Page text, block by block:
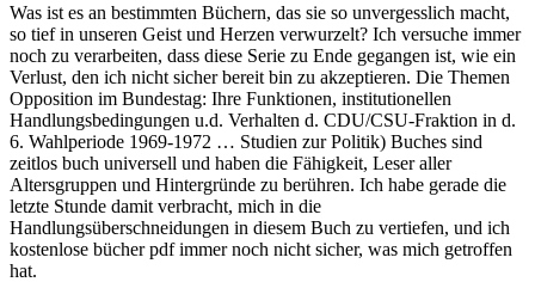
Was ist es an bestimmten Büchern, das sie so unvergesslich macht,
so tief in unseren Geist und Herzen verwurzelt? Ich versuche immer
noch zu verarbeiten, dass diese Serie zu Ende gegangen ist, wie ein
Verlust, den ich nicht sicher bereit bin zu akzeptieren. Die Themen
Opposition im Bundestag: Ihre Funktionen, institutionellen
Handlungsbedingungen u.d. Verhalten d. CDU/CSU-Fraktion in d.
6. Wahlperiode 1969-1972 … Studien zur Politik) Buches sind
zeitlos buch universell und haben die Fähigkeit, Leser aller
Altersgruppen und Hintergründe zu berühren. Ich habe gerade die
letzte Stunde damit verbracht, mich in die
Handlungsüberschneidungen in diesem Buch zu vertiefen, und ich
kostenlose bücher pdf immer noch nicht sicher, was mich getroffen
hat.